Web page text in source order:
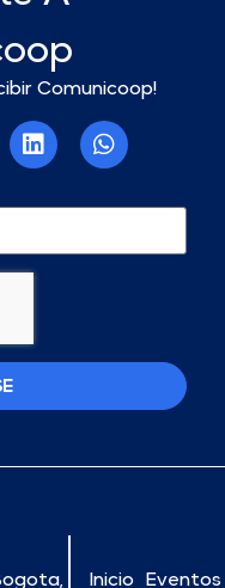
Comunicoop!
Inicio Eventos